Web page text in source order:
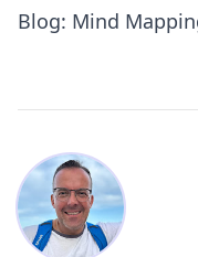
Blog: Mind